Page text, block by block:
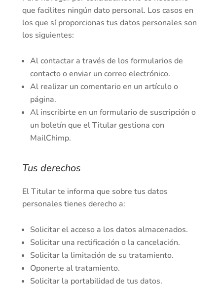
que facilites ningún dato personal. Los casos en
los que sí proporcionas tus datos personales son
los siguientes:
Al contactar a través de los formularios de
contacto o enviar un correo electrónico.
Al realizar un comentario en un artículo o
página.
Al inscribirte en un formulario de suscripción o
un boletín que el Titular gestiona con
MailChimp.
Tus derechos
El Titular te informa que sobre tus datos
personales tienes derecho a:
Solicitar el acceso a los datos almacenados.
Solicitar una rectificación o la cancelación.
Solicitar la limitación de su tratamiento.
Oponerte al tratamiento.
Solicitar la portabilidad de tus datos.